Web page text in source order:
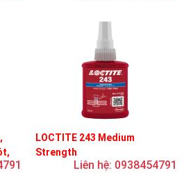
LOCTITE 243 Medium
Strength
Liên hệ: 0938454791